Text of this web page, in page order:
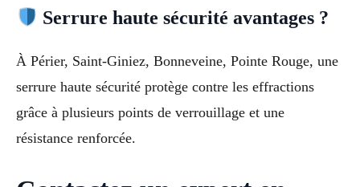
Serrure haute sécurité avantages ?
À Périer, Saint-Giniez, Bonneveine, Pointe Rouge, une
serrure haute sécurité protège contre les effractions
grâce à plusieurs points de verrouillage et une
résistance renforcée.